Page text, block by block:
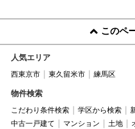
このペ
人気エリア
西東京市 東久留米市 練馬区
物件検索
こだわり条件検索 学区から検索
中古一戸建て
マンション 土地